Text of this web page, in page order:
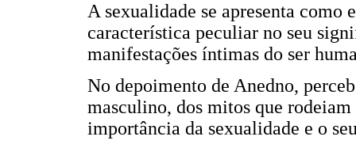
A sexualidade se apresenta como
característica peculiar no seu
manifestações íntimas do ser
No depoimento de Anedno,
masculino, dos mitos que
importância da sexualidade e o